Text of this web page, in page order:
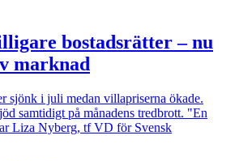
bostadsrätter – nu
marknad
sjönk i juli medan villapriserna ökade.
samtidigt på månadens tredbrott. "En
Liza Nyberg, tf VD för Svensk